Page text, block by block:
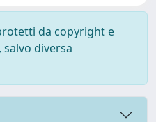
da copyright e
diversa